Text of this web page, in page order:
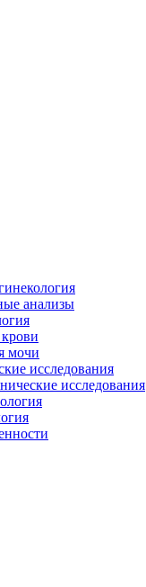
анализы
мочи
исследования
исследования